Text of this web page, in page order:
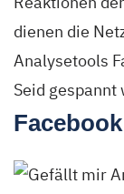
dienen die
Analysetools
Seid gespannt